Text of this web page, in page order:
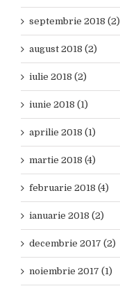
septembrie 2018 (2)
august 2018 (2)
iulie 2018 (2)
iunie 2018 (1)
aprilie 2018 (1)
martie 2018 (4)
februarie 2018 (4)
ianuarie 2018 (2)
decembrie 2017 (2)
noiembrie 2017 (1)